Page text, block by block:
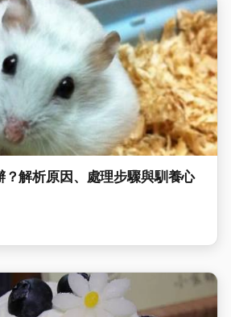
？解析原因、處理步驟與馴養心